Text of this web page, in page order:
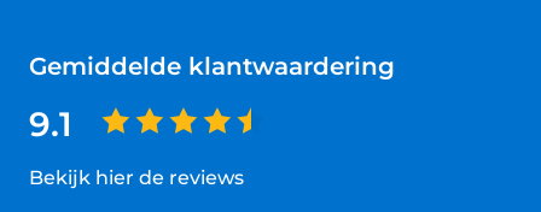
Gemiddelde klantwaardering
9.1
Bekijk hier de reviews